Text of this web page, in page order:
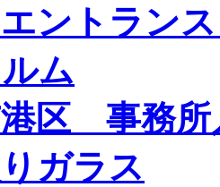
ントラン
ム
港区 事務
ガラス